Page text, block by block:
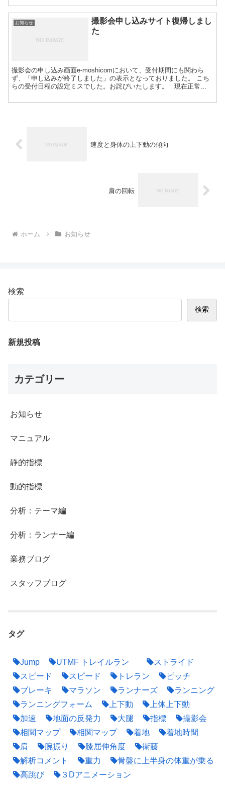
モを中心に、現在開発中のモデルベースによる３Dデータ作成、来年
は新技術の導入によるリアルタイムでのモーションチャプチャーの
サービスの紹介を予定しています。当日、来られる方おりました
ら、是非お立ち寄りください。なお、机半分の狭いブースにPCとデ
ィスプレーによるデモとなります。 TechCrunch Tokyo2019の詳細は
お知らせ
撮影会申し込みサイト復帰しまし
た
撮影会の申し込み画面e-moshicomにおいて、受付期間にも関わら
ず、「申し込みが終了しました」の表示となっておりました。 こち
らの受付日程の設定ミスでした。お詫びいたします。 現在正常に
が、9月に関しても受付を近日開始いたします。
速度と身体の上下動の傾向
肩の回転
ホーム お知らせ
検索
検索
新規投稿
カテゴリー
お知らせ
マニュアル
静的指標
動的指標
分析：テーマ編
分析：ランナー編
業務ブログ
スタッフブログ
タグ
Jump UTMF トレイルラン
ストライド
スピード
スピード トレラン
ピッチ
ブレーキ
マラソン ランナーズ
ランニング
ランニングフォーム
上下動
上体上下動
加速
地面の反発力 大腿 指標
撮影会
相関マップ
相関マップ 着地
着地時間
肩
腕振り 膝屈伸角度
衛藤
解析コメント
重力
骨盤に上半身の体重が乗る
高跳び
３Dアニメーション